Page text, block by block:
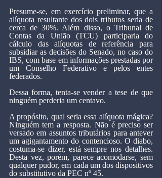
Presume-se, em exercício preliminar, que a
alíquota resultante dos dois tributos seria de
cerca de 30%. Além disso, o Tribunal de
Contas da União (TCU) participaria do
cálculo das alíquotas de referência para
subsidiar as decisões do Senado, no caso do
IBS, com base em informações prestadas por
um Conselho Federativo e pelos entes
federados.
Dessa forma, tenta-se vender a tese de que
ninguém perderia um centavo.
A propósito, qual seria essa alíquota mágica?
Ninguém tem a resposta. Não é preciso ser
versado em assuntos tributários para antever
um agigantamento do contencioso. O diabo,
costuma-se dizer, está sempre nos detalhes.
Desta vez, porém, parece acomodarse, sem
qualquer pudor, em cada um dos dispositivos
do substitutivo da PEC nº 45.